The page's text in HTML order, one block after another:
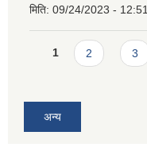
मिति: 09/24/2023 - 12:51
Pages
1 2 3
अन्य